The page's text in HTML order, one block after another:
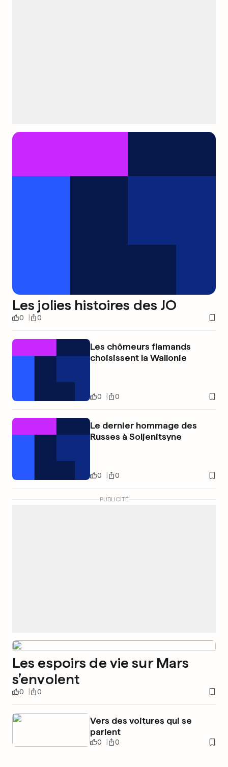
Les jolies histoires des JO
0 0
Les chômeurs flamands
choisissent la Wallonie
0 0
Le dernier hommage des
Russes à Soljenitsyne
0 0
PUBLICITÉ
Les espoirs de vie sur Mars
s’envolent
0 0
Vers des voitures qui se
parlent
0 0